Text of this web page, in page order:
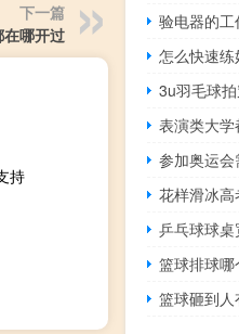
下一篇
哪开过
持
验电器的工
怎么快速
3u羽毛球
表演类大
参加奥运
花样滑冰
乒乓球球
篮球排球哪
篮球砸到人